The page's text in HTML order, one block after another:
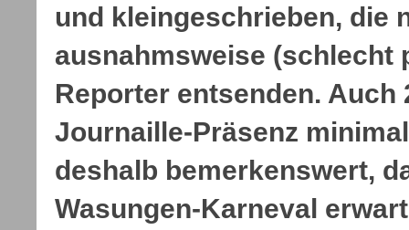
und kleingeschrieben, die
ausnahmsweise (schlecht
Reporter entsenden. Auch
Journaille-Präsenz
deshalb bemerkenswert,
Wasungen-Karneval